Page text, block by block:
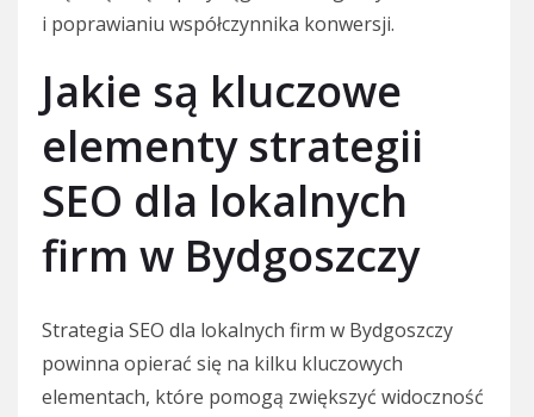
i poprawianiu współczynnika konwersji.
Jakie są kluczowe
elementy strategii
SEO dla lokalnych
firm w Bydgoszczy
Strategia SEO dla lokalnych firm w Bydgoszczy
powinna opierać się na kilku kluczowych
elementach, które pomogą zwiększyć widoczność